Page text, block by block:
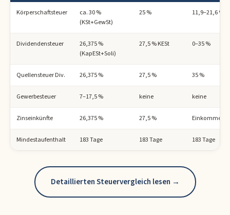
Körperschaftsteuer
ca. 30 %
(KSt+GewSt)
25 % 11,9–21,6 %
Dividendensteuer
26,375 %
(KapESt+Soli)
27,5 % KESt 0–35 %
Quellensteuer Div. 26,375 % 27,5 % 35 %
Gewerbesteuer 7–17,5 % keine keine
Zinseinkünfte 26,375 % 27,5 %
Mindestaufenthalt 183 Tage 183 Tage 183 Tage
Detaillierten Steuervergleich lesen →